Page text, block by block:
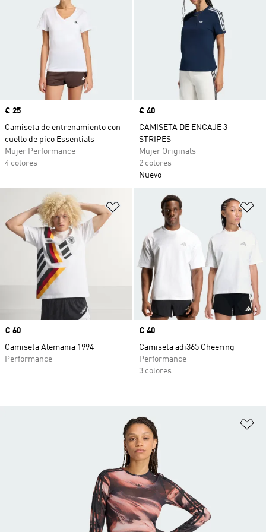
Precio
€ 25
Camiseta de entrenamiento con
cuello de pico Essentials
Mujer Performance
4 colores
Precio
€ 40
CAMISETA DE ENCAJE 3-
STRIPES
Mujer Originals
2 colores
Nuevo
Añadir a la lista de deseos
Precio
€ 60
Camiseta Alemania 1994
Performance
Precio
€ 40
Camiseta adi365 Cheering
Performance
3 colores